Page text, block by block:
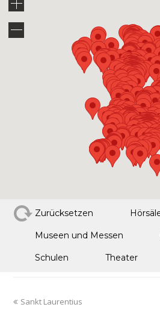
Zurücksetzen
Museen und Messen
Schulen Theater
Sankt Laurentius